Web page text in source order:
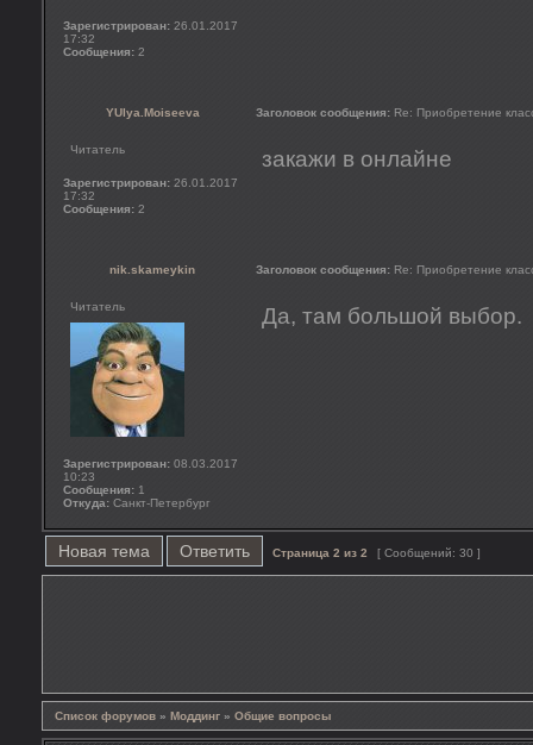
Зарегистрирован: 26.01.2017
17:32
Сообщения: 2
YUlya.Moiseeva Заголовок сообщения: Re: Приобретение
Читатель
Зарегистрирован: 26.01.2017
17:32
Сообщения: 2
закажи в онлайне
nik.skameykin Заголовок сообщения: Re: Приобретение
Читатель
Зарегистрирован: 08.03.2017
10:23
Сообщения: 1
Откуда: Санкт-Петербург
Да, там большой выбор.
Новая тема Ответить Страница 2 из 2 [ Сообщений: 30 ]
Список форумов » Моддинг » Общие вопросы